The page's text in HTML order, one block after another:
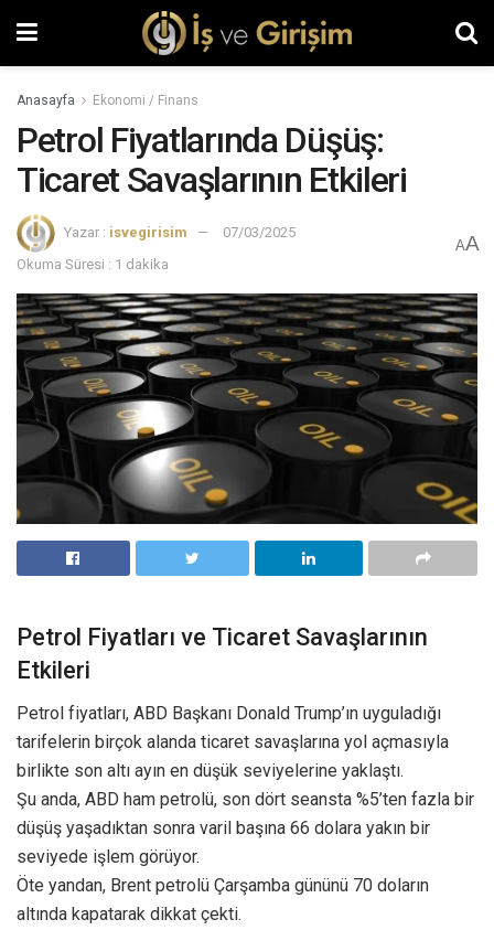
Anasayfa Ekonomi / Finans
Petrol Fiyatlarında Düşüş:
Ticaret Savaşlarının Etkileri
Yazar : isvegirisim
07/03/2025
Okuma Süresi : 1 dakika
AA
Petrol Fiyatları ve Ticaret Savaşlarının
Etkileri
Petrol fiyatları, ABD Başkanı Donald Trump’ın uyguladığı
tarifelerin birçok alanda ticaret savaşlarına yol açmasıyla
birlikte son altı ayın en düşük seviyelerine yaklaştı.
Şu anda, ABD ham petrolü, son dört seansta %5’ten fazla bir
düşüş yaşadıktan sonra varil başına 66 dolara yakın bir
seviyede işlem görüyor.
Öte yandan, Brent petrolü Çarşamba gününü 70 doların
altında kapatarak dikkat çekti.